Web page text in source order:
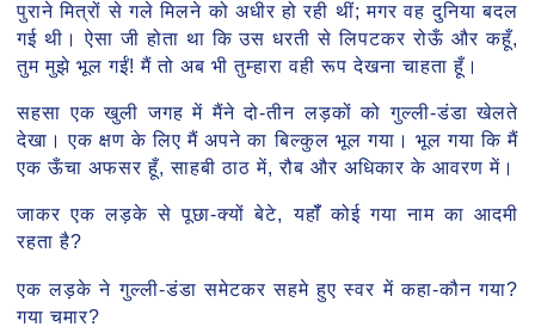
पुराने मित्रों से गले मिलने को अधीर हो रही थीं; मगर वह दुनिया बदल
गई थी। ऐसा जी होता था कि उस धरती से लिपटकर रोऊँ और कहूँ,
तुम मुझे भूल गईं! मैं तो अब भी तुम्हारा वही रूप देखना चाहता हूँ।
सहसा एक खुली जगह में मैंने दो-तीन लड़कों को गुल्ली-डंडा खेलते
देखा। एक क्षण के लिए मैं अपने का बिल्कुल भूल गया। भूल गया कि मैं
एक ऊँचा अफसर हूँ, साहबी ठाठ में, रौब और अधिकार के आवरण में।
जाकर एक लड़के से पूछा-क्यों बेटे, यहॉँ कोई गया नाम का आदमी
रहता है?
एक लड़के ने गुल्ली-डंडा समेटकर सहमे हुए स्वर में कहा-कौन गया?
गया चमार?